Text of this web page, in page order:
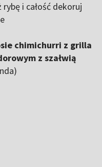
rybę i całość dekoruj
chimichurri z grilla
z szałwią